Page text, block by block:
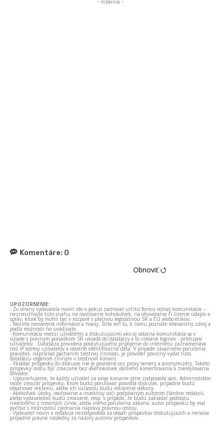
- Inzercia -
Komentáre: 0
Obnoviť ⭯
UPOZORNENIE:
- Zo strany vydavateľa novín ide o pokus zachovať určitú formu voľnej komunikácie –
nezneužívajte túto snahu na osočovanie kohokoľvek, na ohováranie či šírenie údajov a
správ, ktoré by mohli byť v rozpore s platnou legislatívou SR a EÚ alebo etikou.
- Nešírte neoverené informácie a hoaxy. Šírte len to, k čomu poznáte relevantný zdroj a
podľa možnosti ho uvádzajte.
- Komunikácia medzi užívateľmi a diskutujúcimi ako aj ostatná komunikácia sa v
súlade s právnym poriadkom SR ukladá do databázy a to vrátane loginov - prístupov
užívateľov . Databáza providera poskytujúceho pripojenie do internetu zaznamenáva
tiež IP adresy užívateľov a ostatné identifikačné dáta. V prípade závažného porušenia
pravidiel, napríklad páchaním trestnej činnosti, je provider povinný vydať túto
databázu orgánom činným v trestnom konaní.
- Vkladať príspevky do diskusie nie je povolené cez proxy servery a anonymizéry. Takéto
príspevky môžu byť zmazané bez akéhokoľvek ďalšieho komentovania a zverejňovania
dôvodov.
- Upozorňujeme, že každý užívateľ za svoje konanie plne zodpovedá sám. Administrátor
môže zmazať príspevky, ktoré budú porušovať pravidlá diskusie, prípadne budú
obsahovať reklamu, alebo ich súčasťou budú reklamné odkazy.
- Akékoľvek útoky, osočovanie a invektívy voči podpísaným autorom článkov redakcii,
alebo vydavateľovi budú zmazané, resp. v prípade, že budú zakladať podstatu
niektorého z trestných činov, alebo iného porušenia zákona, autor príspevku by mal
počítať s možnosťou zjednania nápravy právnou cestou.
- Vydavateľ novín a redakcia nezodpovedá za obsah príspevkov diskutujúcich a nenesie
prípadné právne následky za názory autorov príspevkov.